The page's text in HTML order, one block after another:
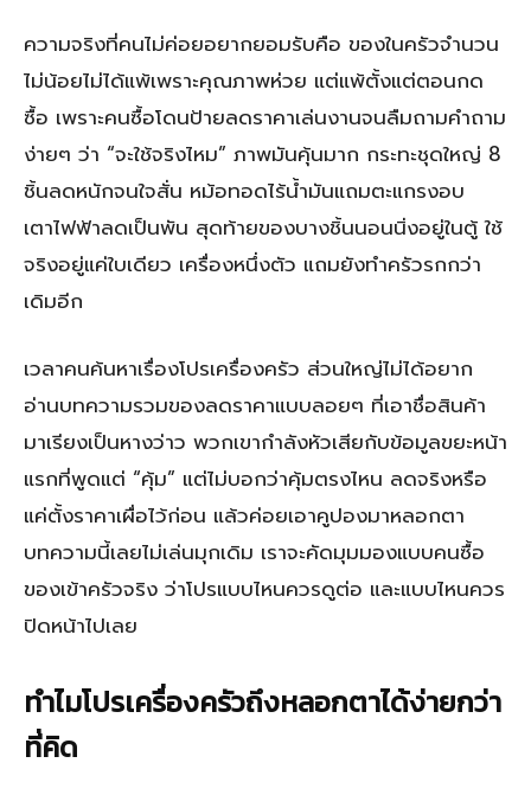
ความจริงที่คนไม่ค่อยอยากยอมรับคือ ของในครัวจำนวน
ไม่น้อยไม่ได้แพ้เพราะคุณภาพห่วย แต่แพ้ตั้งแต่ตอนกด
ซื้อ เพราะคนซื้อโดนป้ายลดราคาเล่นงานจนลืมถามคำถาม
ง่ายๆ ว่า “จะใช้จริงไหม” ภาพมันคุ้นมาก กระทะชุดใหญ่ 8
ชิ้นลดหนักจนใจสั่น หม้อทอดไร้น้ำมันแถมตะแกรงอบ
เตาไฟฟ้าลดเป็นพัน สุดท้ายของบางชิ้นนอนนิ่งอยู่ในตู้ ใช้
จริงอยู่แค่ใบเดียว เครื่องหนึ่งตัว แถมยังทำครัวรกกว่า
เดิมอีก
เวลาคนค้นหาเรื่องโปรเครื่องครัว ส่วนใหญ่ไม่ได้อยาก
อ่านบทความรวมของลดราคาแบบลอยๆ ที่เอาชื่อสินค้า
มาเรียงเป็นหางว่าว พวกเขากำลังหัวเสียกับข้อมูลขยะหน้า
แรกที่พูดแต่ “คุ้ม” แต่ไม่บอกว่าคุ้มตรงไหน ลดจริงหรือ
แค่ตั้งราคาเผื่อไว้ก่อน แล้วค่อยเอาคูปองมาหลอกตา
บทความนี้เลยไม่เล่นมุกเดิม เราจะคัดมุมมองแบบคนซื้อ
ของเข้าครัวจริง ว่าโปรแบบไหนควรดูต่อ และแบบไหนควร
ปิดหน้าไปเลย
ทำไมโปรเครื่องครัวถึงหลอกตาได้ง่ายกว่า
ที่คิด